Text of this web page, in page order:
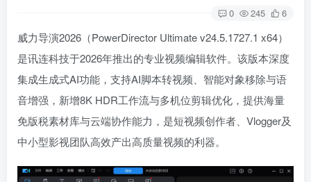
0 245 6
威力导演2026（PowerDirector Ultimate v24.5.1727.1 x64）
是讯连科技于2026年推出的专业视频编辑软件。该版本深度
集成生成式AI功能，支持AI脚本转视频、智能对象移除与语
音增强，新增8K HDR工作流与多机位剪辑优化，提供海量
免版税素材库与云端协作能力，是短视频创作者、Vlogger及
中小型影视团队高效产出高质量视频的利器。